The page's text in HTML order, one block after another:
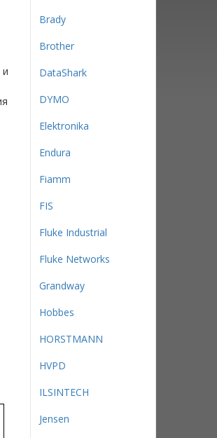
Brady
Brother
DataShark
DYMO
Elektronika
Endura
Fiamm
FIS
Fluke Industrial
Fluke Networks
Grandway
Hobbes
HORSTMANN
HVPD
ILSINTECH
Jensen